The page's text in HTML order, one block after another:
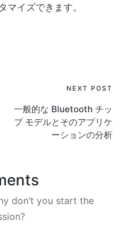
マイズできます。
NEXT POST
一般的な Bluetooth チッ
プ モデルとそのアプリケ
ーションの分析
don’t you start the